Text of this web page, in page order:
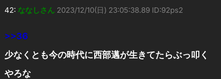
42: ななしさん 2023/12/10(日) 23:05:38.89 ID:92ps2
>>36
少なくとも今の時代に西部邁が生きてたらぶっ叩く
やろな